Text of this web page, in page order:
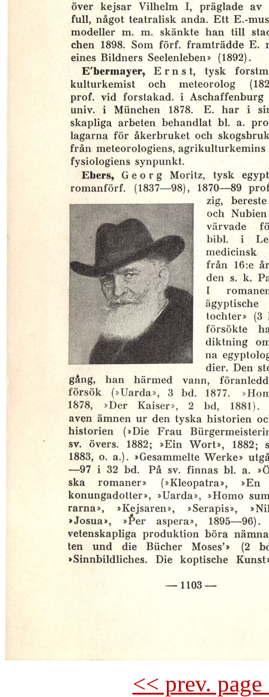
<< prev.